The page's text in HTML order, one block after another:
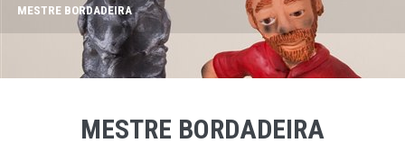
MESTRE BORDADEIRA
MESTRE BORDADEIRA